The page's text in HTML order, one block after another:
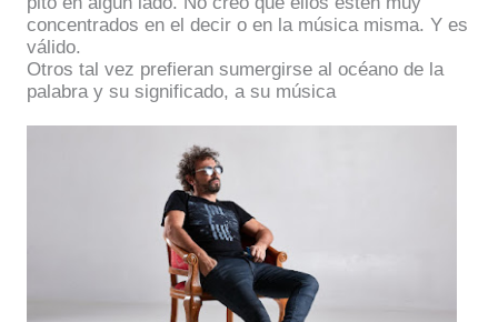
concentrados en el decir o en la música misma. Y es
válido.
Otros tal vez prefieran sumergirse al océano de la
palabra y su significado, a su música